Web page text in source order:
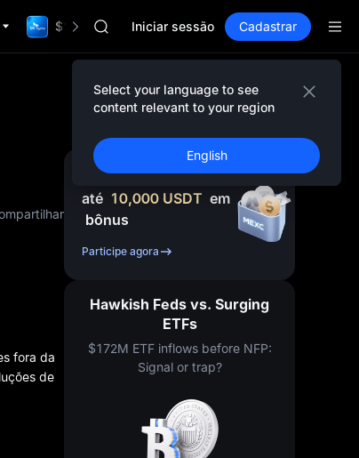
$1,000,000 TradFi Gala
AAOI
UNITREE STAR Market Subscription on
SPCX rises despite lock-up expiry
GOLD(XAU)
SKYAI
UNITREE STAR Market Subscription on
SPCX rises despite lock-up expiry
Iniciar sessão Cadastrar
Select your language to see
content relevant to your region
English
fora da
de
Cadastre-se e receba
até 10,000 USDT em
bônus
Participe agora
Hawkish Feds vs. Surging
ETFs
$172M ETF inflows before NFP:
Signal or trap?